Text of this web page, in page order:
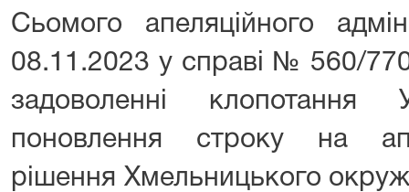
Сьомого апеляційного
08.11.2023 у справі № 560/
задоволенні клопотання
поновлення строку на
рішення Хмельницького